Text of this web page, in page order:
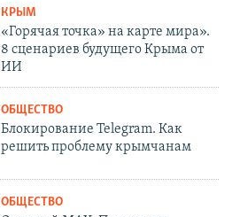
КРЫМ
«Горячая точка» на карте мира».
8 сценариев будущего Крыма от
ИИ
ОБЩЕСТВО
Блокирование Telegram. Как
решить проблему крымчанам
ОБЩЕСТВО